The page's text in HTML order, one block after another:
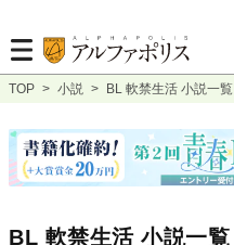
TOP > 小説 > BL 軟禁生活 小説一覧
BL 軟禁生活 小説一覧